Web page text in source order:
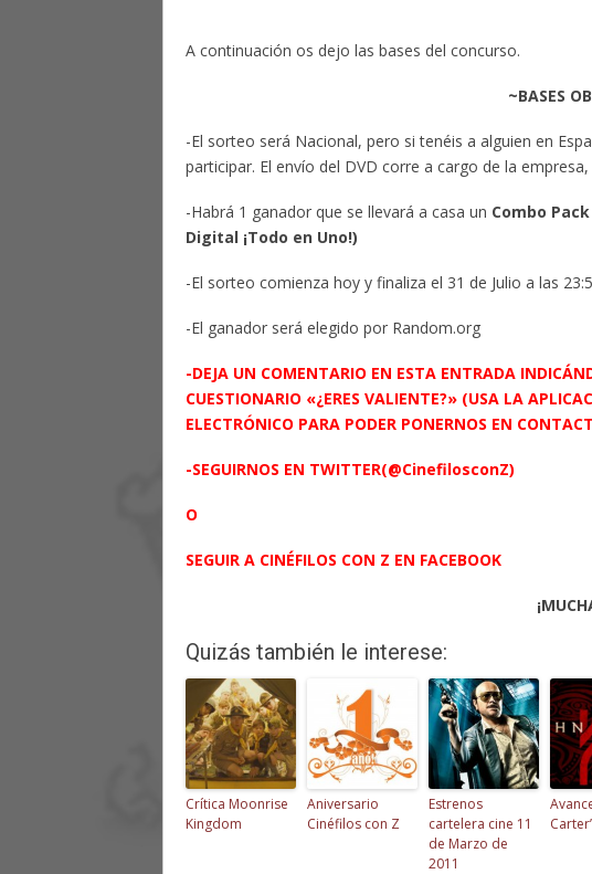
A continuación os dejo las bases del concurso.
~BASES
-El sorteo será Nacional, pero si tenéis a alguien en
participar. El envío del DVD corre a cargo de la
-Habrá 1 ganador que se llevará a casa un Combo
Digital ¡Todo en Uno!)
-El sorteo comienza hoy y finaliza el 31 de Julio a las
-El ganador será elegido por Random.org
-DEJA UN COMENTARIO EN ESTA ENTRADA
CUESTIONARIO «¿ERES VALIENTE?» (USA LA
ELECTRÓNICO PARA PODER PONERNOS EN
-SEGUIRNOS EN TWITTER(@CinefilosconZ)
O
SEGUIR A CINÉFILOS CON Z EN FACEBOOK
Quizás también le interese:
Crítica Moonrise
Kingdom
Aniversario
Cinéfilos con Z
Estrenos
cartelera cine 11
de Marzo de
2011
Carter’